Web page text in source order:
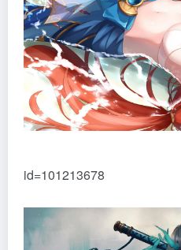
id=101213678